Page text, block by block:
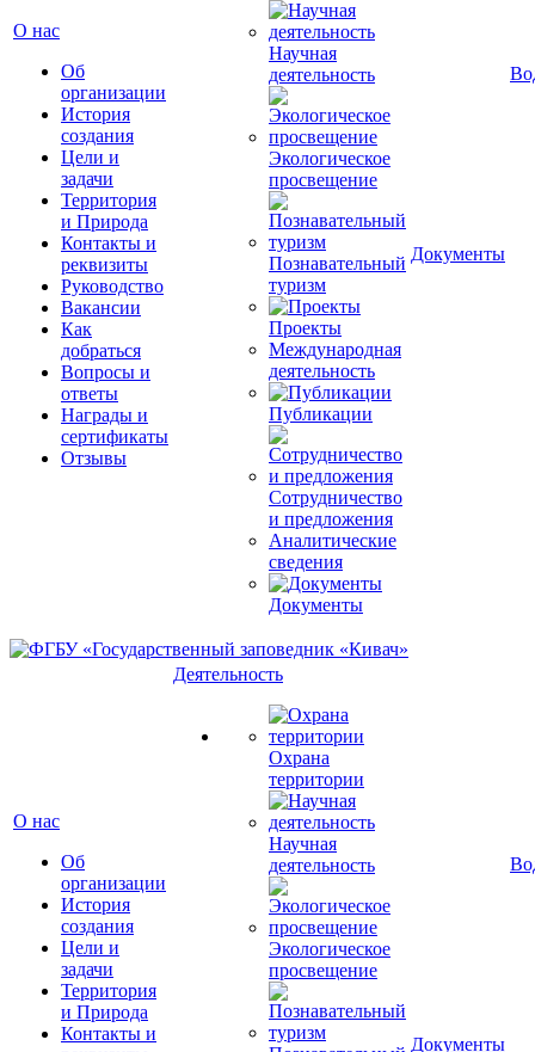
О нас
Об
организации
История
создания
Цели и
задачи
Территория
и Природа
Контакты и
реквизиты
Руководство
Вакансии
Как
добраться
Вопросы и
ответы
Награды и
сертификаты
Отзывы
Научная
деятельность
Экологическое
просвещение
Познавательный
туризм
Проекты
Международная
деятельность
Публикации
Сотрудничество
и предложения
Аналитические
сведения
Документы
Документы
О нас
Об
организации
История
создания
Цели и
задачи
Территория
и Природа
Контакты и
Деятельность
Охрана
территории
Научная
деятельность
Экологическое
просвещение
Документы